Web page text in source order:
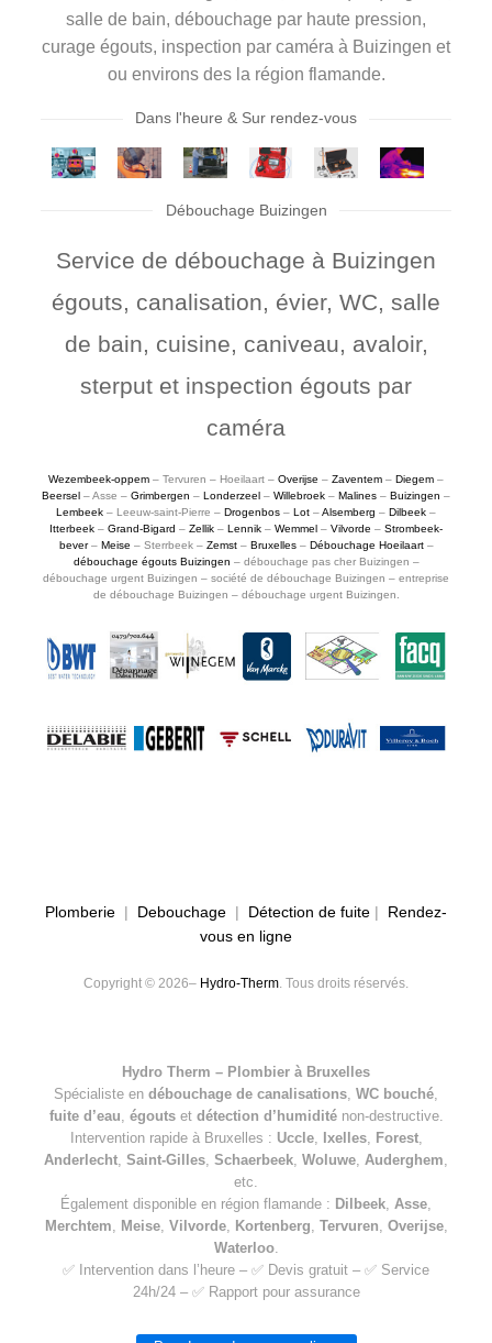
salle de bain, débouchage par haute pression,
curage égouts, inspection par caméra à Buizingen et
ou environs des la région flamande.
Dans l'heure & Sur rendez-vous
Débouchage Buizingen
Service de débouchage à Buizingen
égouts, canalisation, évier, WC, salle
de bain, cuisine, caniveau, avaloir,
sterput et inspection égouts par
caméra
Wezembeek-oppem – Tervuren – Hoeilaart – Overijse – Zaventem – Diegem –
Beersel – Asse – Grimbergen – Londerzeel – Willebroek – Malines – Buizingen –
Lembeek – Leeuw-saint-Pierre – Drogenbos – Lot –Alsemberg – Dilbeek –
Itterbeek – Grand-Bigard – Zellik – Lennik – Wemmel – Vilvorde – Strombeek-
bever– Meise – Sterrbeek – Zemst– Bruxelles– Débouchage Hoeilaart–
débouchage égouts Buizingen – débouchage pas cher Buizingen –
débouchage urgent Buizingen – société de débouchage Buizingen – entreprise
de débouchage Buizingen – débouchage urgent Buizingen.
Plomberie | Debouchage | Détection de fuite | Rendez-
vous en ligne
Copyright © 2026– Hydro-Therm . Tous droits réservés.
Hydro Therm – Plombier à Bruxelles
Spécialiste en débouchage de canalisations WC bouché
fuite d’eau égoutset détection d’humiditénon-destructive.
Intervention rapide à Bruxelles : Uccle, Ixelles, Forest,
Anderlecht Saint-Gilles Schaerbeek Woluwe Auderghem
etc.
Également disponible en région flamande : Dilbeek Asse
Merchtem
Meise, Vilvorde, Kortenberg Tervuren Overijse,
Waterloo.
✅ Intervention dans l’heure – ✅ Devis gratuit – ✅ Service
24h/24 – ✅ Rapport pour assurance